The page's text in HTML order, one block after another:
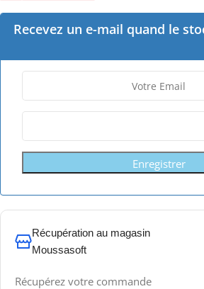
Recevez un e-mail quand le
Enregistrer
Récupération au magasin
Moussasoft
Récupérez votre commande